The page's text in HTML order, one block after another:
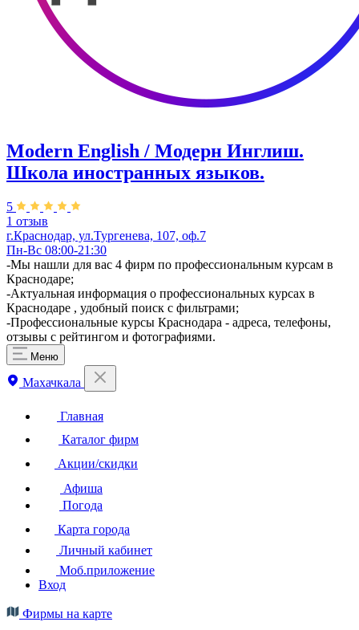
Modern English / Модерн Инглиш.
Школа иностранных языков.
5
1 отзыв
г.Краснодар, ул.Тургенева, 107, оф.7
Пн-Вс 08:00-21:30
-Мы нашли для вас 4 фирм по профессиональным курсам в
Краснодаре;
-Актуальная информация о профессиональных курсах в
Краснодаре , удобный поиск с фильтрами;
-Профессиональные курсы Краснодара - адреса, телефоны,
отзывы с рейтингом и фотографиями.
Меню
Махачкала
Главная
Каталог фирм
Акции/скидки
Афиша
Погода
Карта города
Личный кабинет
Моб.приложение
Вход
Фирмы на карте